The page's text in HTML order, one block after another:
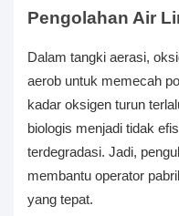
Pengolahan Air
Dalam tangki aerasi,
aerob untuk memecah
kadar oksigen turun
biologis menjadi tidak
terdegradasi. Jadi,
membantu operator
yang tepat.